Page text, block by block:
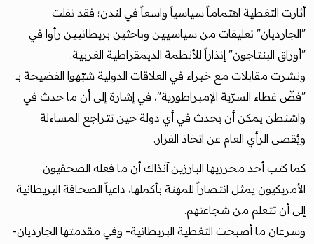
أثارت التغطية اهتماماً سياسياً واسعاً في لندن؛ فقد نقلت
"الجارديان" تعليقات من سياسيين وباحثين بريطانيين رأوا في
"أوراق البنتاجون" إنذاراً للأنظمة الديمقراطية الغربية.
ونشرت مقابلات مع خبراء في العلاقات الدولية شبّهوا الفضيحة بـ
"فضّ غطاء السرّية الإمبراطورية"، في إشارة إلى أن ما حدث في
واشنطن يمكن أن يحدث في أي دولة حين تتراجع المساءلة
ويُقصى الرأي العام عن اتخاذ القرار.
كما كتب أحد محرريها البارزين آنذاك أن ما فعله الصحفيون
الأمريكيون يمثل انتصاراً للمهنة بأكملها، داعياً الصحافة البريطانية
إلى أن تتعلم من شجاعتهم.
وسرعان ما أصبحت التغطية البريطانية- وفي مقدمتها الجارديان-